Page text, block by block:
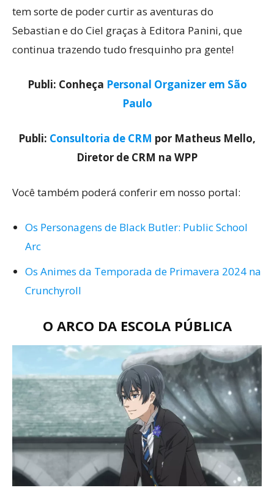
tem sorte de poder curtir as aventuras do
Sebastian e do Ciel graças à Editora Panini, que
continua trazendo tudo fresquinho pra gente!
Publi: Conheça Personal Organizer em São
Paulo
Publi: Consultoria de CRM por Matheus Mello,
Diretor de CRM na WPP
Você também poderá conferir em nosso portal:
Os Personagens de Black Butler: Public School
Arc
Os Animes da Temporada de Primavera 2024 na
Crunchyroll
O ARCO DA ESCOLA PÚBLICA